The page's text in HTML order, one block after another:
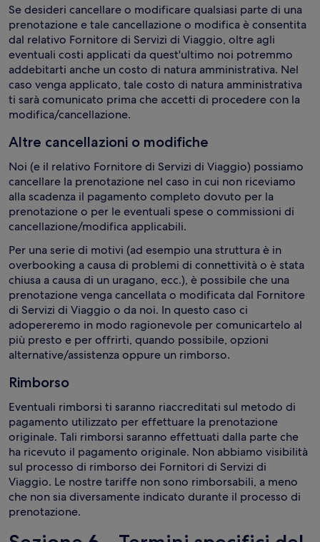
Se desideri cancellare o modificare qualsiasi parte di una
prenotazione e tale cancellazione o modifica è consentita
dal relativo Fornitore di Servizi di Viaggio, oltre agli
eventuali costi applicati da quest'ultimo noi potremmo
addebitarti anche un costo di natura amministrativa. Nel
caso venga applicato, tale costo di natura amministrativa
ti sarà comunicato prima che accetti di procedere con la
modifica/cancellazione.
Altre cancellazioni o modifiche
Noi (e il relativo Fornitore di Servizi di Viaggio) possiamo
cancellare la prenotazione nel caso in cui non riceviamo
alla scadenza il pagamento completo dovuto per la
prenotazione o per le eventuali spese o commissioni di
cancellazione/modifica applicabili.
Per una serie di motivi (ad esempio una struttura è in
overbooking a causa di problemi di connettività o è stata
chiusa a causa di un uragano, ecc.), è possibile che una
prenotazione venga cancellata o modificata dal Fornitore
di Servizi di Viaggio o da noi. In questo caso ci
adopereremo in modo ragionevole per comunicartelo al
più presto e per offrirti, quando possibile, opzioni
alternative/assistenza oppure un rimborso.
Rimborso
Eventuali rimborsi ti saranno riaccreditati sul metodo di
pagamento utilizzato per effettuare la prenotazione
originale. Tali rimborsi saranno effettuati dalla parte che
ha ricevuto il pagamento originale. Non abbiamo visibilità
sul processo di rimborso dei Fornitori di Servizi di
Viaggio. Le nostre tariffe non sono rimborsabili, a meno
che non sia diversamente indicato durante il processo di
prenotazione.